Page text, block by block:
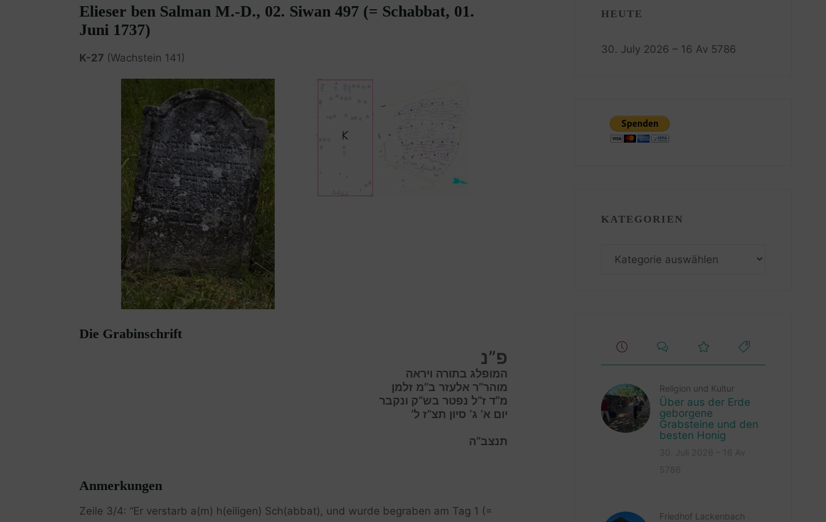
Elieser ben Salman M.-D., 02. Siwan 497 (= Schabbat, 01.
Juni 1737)
K-27 (Wachstein 141)
Die Grabinschrift
פ”נ
המופלג בתורה ויראה
מוהר”ר אלעזר ב”מ זלמן
מ”ד ז”ל נפטר בש”ק ונקבר
יום א’ ג’ סיון תצ”ז ל’
תנצב”ה
Anmerkungen
Zeile 3/4: “Er verstarb a(m) h(eiligen) Sch(abbat), und wurde begraben am Tag 1 (=
HEUTE
30. July 2026 – 16 Av 5786
KATEGORIEN
Religion und Kultur
Über aus der Erde
geborgene
Grabsteine und den
besten Honig
Friedhof Lackenbach